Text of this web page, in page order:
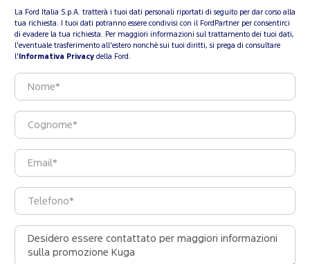
La Ford Italia S.p.A. tratterà i tuoi dati personali riportati di seguito per dar corso alla
tua richiesta. I tuoi dati potranno essere condivisi con il FordPartner per consentirci
di evadere la tua richiesta. Per maggiori informazioni sul trattamento dei tuoi dati,
l'eventuale trasferimento all'estero nonchè sui tuoi diritti, si prega di consultare
l' Informativa Privacy della Ford.